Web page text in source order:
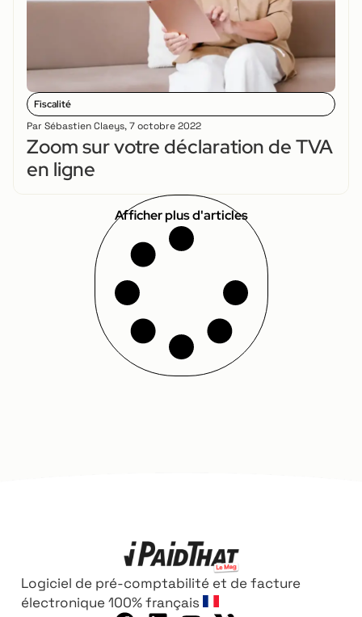
Fiscalité
Par Sébastien Claeys,7 octobre 2022
Zoom sur votre déclaration de TVA
en ligne
Afficher plus d'articles
Logiciel de pré-comptabilité et de facture
électronique 100% français